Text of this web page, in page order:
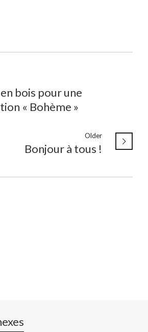
bois pour une
« Bohème »
Older
Bonjour à tous !